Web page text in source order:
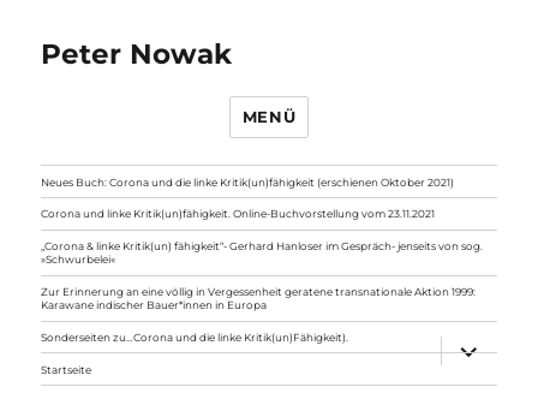
Peter Nowak
MENÜ
Neues Buch: Corona und die linke Kritik(un)fähigkeit (erschienen Oktober 2021)
Corona und linke Kritik(un)fähigkeit. Online-Buchvorstellung vom 23.11.2021
„Corona & linke Kritik(un) fähigkeit“- Gerhard Hanloser im Gespräch- jenseits von sog.
»Schwurbelei«
Zur Erinnerung an eine völlig in Vergessenheit geratene transnationale Aktion 1999:
Karawane indischer Bauer*innen in Europa
Sonderseiten zu…Corona und die linke Kritik(un)Fähigkeit).
anzeigen
Startseite